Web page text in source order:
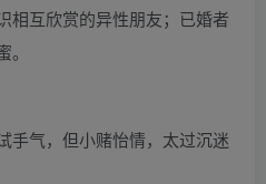
相互欣赏的异性朋友；已婚者
手气，但小赌怡情，太过沉迷